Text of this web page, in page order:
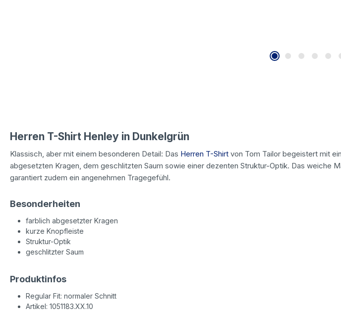
Herren T-Shirt Henley in Dunkelgrün
Klassisch, aber mit einem besonderen Detail: Das Herren T-Shirt von Tom Tailor begeistert mit
abgesetzten Kragen, dem geschlitzten Saum sowie einer dezenten Struktur-Optik. Das weiche
garantiert zudem ein angenehmen Tragegefühl.
Besonderheiten
farblich abgesetzter Kragen
kurze Knopfleiste
Struktur-Optik
geschlitzter Saum
Produktinfos
Regular Fit: normaler Schnitt
Artikel: 1051183.XX.10